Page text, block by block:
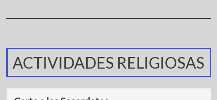
ACTIVIDADES RELIGIOSAS